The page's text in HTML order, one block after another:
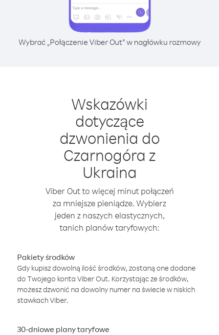
Wybrać „Połączenie Viber Out” w nagłówku rozmowy
Wskazówki
dotyczące
dzwonienia do
Czarnogóra z
Ukraina
Viber Out to więcej minut połączeń
za mniejsze pieniądze. Wybierz
jeden z naszych elastycznych,
tanich planów taryfowych:
Pakiety środków
Gdy kupisz dowolną ilość środków, zostaną one dodane
do Twojego konta Viber Out. Korzystając ze środków,
możesz dzwonić na dowolny numer na świecie w niskich
stawkach Viber.
30-dniowe plany taryfowe